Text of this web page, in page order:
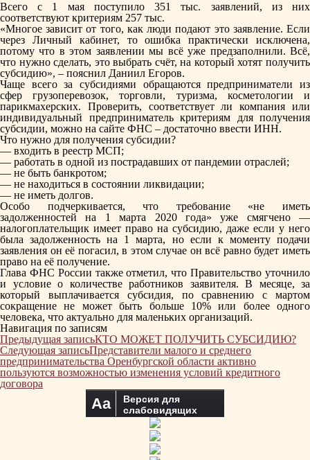
Всего с 1 мая поступило 351 тыс. заявлений, из них
соответствуют критериям 257 тыс.
«Многое зависит от того, как люди подают это заявление. Если
через Личный кабинет, то ошибка практически исключена,
потому что в этом заявлении мы всё уже предзаполнили. Всё,
что нужно сделать, это выбрать счёт, на который хотят получить
субсидию», – пояснил Даниил Егоров.
Чаще всего за субсидиями обращаются предприниматели из
сфер грузоперевозок, торговли, туризма, косметологии и
парикмахерских. Проверить, соответствует ли компания или
индивидуальный предприниматель критериям для получения
субсидии, можно на сайте ФНС – достаточно ввести ИНН.
Что нужно для получения субсидии?
— входить в реестр МСП;
— работать в одной из пострадавших от пандемии отраслей;
— не быть банкротом;
— не находиться в состоянии ликвидации;
— не иметь долгов.
Особо подчеркивается, что требование «не иметь
задолженностей на 1 марта 2020 года» уже смягчено —
налогоплательщик имеет право на субсидию, даже если у него
была задолженность на 1 марта, но если к моменту подачи
заявления он её погасил, в этом случае он всё равно будет иметь
право на её получение.
Глава ФНС России также отметил, что Правительство уточнило
и условие о количестве работников заявителя. В месяце, за
который выплачивается субсидия, по сравнению с мартом
сокращение не может быть больше 10% или более одного
человека, что актуально для маленьких организаций.
Навигация по записям
Предыдущая записьКТО МОЖЕТ ПОЛУЧИТЬ СУБСИДИЮ?
Следующая записьПредставители малого и среднего
предпринимательства Оренбургской области активно
пользуются возможностью изменения условий кредитного
договора
Aa
Версия для
слабовидящих